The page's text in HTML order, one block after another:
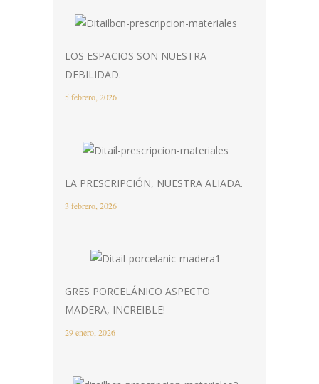
LOS ESPACIOS SON NUESTRA
DEBILIDAD.
5 febrero, 2026
LA PRESCRIPCIÓN, NUESTRA ALIADA.
3 febrero, 2026
GRES PORCELÁNICO ASPECTO
MADERA, INCREIBLE!
29 enero, 2026